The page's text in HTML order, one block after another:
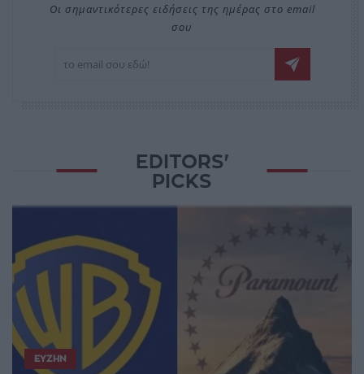
Οι σημαντικότερες ειδήσεις της ημέρας στο email
σου
EDITORS'
PICKS
ΕΥΖΗΝ